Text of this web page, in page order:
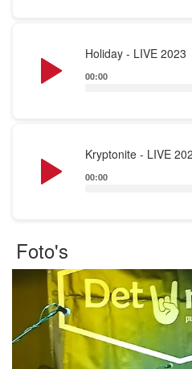
Holiday - LIVE 2023
Player
00:00
Kryptonite - LIVE
Player
00:00
Foto's